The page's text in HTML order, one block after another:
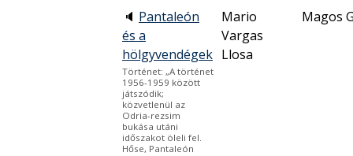
🔈 Pantaleón
és a
hölgyvendégek
Történet: „A történet
1956-1959 között
játszódik;
közvetlenül az
Odria-rezsim
bukása utáni
időszakot öleli fel.
Hőse, Pantaleón
Mario
Vargas
Llosa
Magos